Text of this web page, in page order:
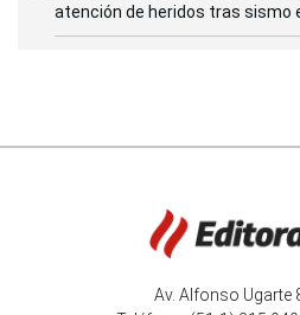
atención de heridos tras sismo
Av. Alfonso Ugarte